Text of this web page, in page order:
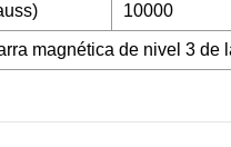
10000
magnética de nivel 3 de